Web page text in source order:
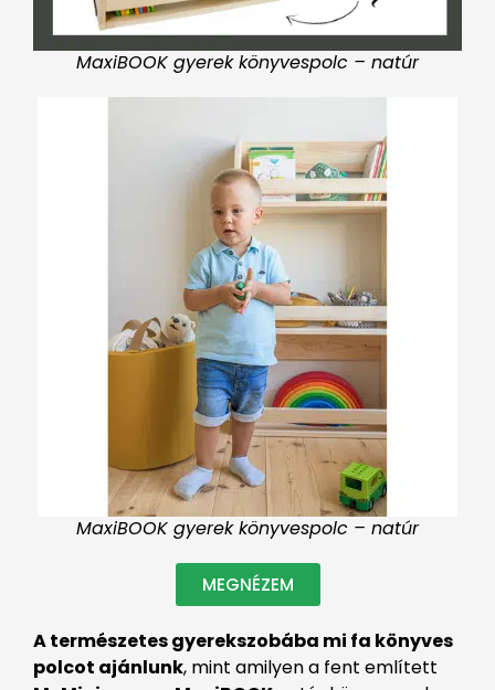
MaxiBOOK gyerek könyvespolc – natúr
MaxiBOOK gyerek könyvespolc – natúr
MEGNÉZEM
A természetes gyerekszobába mi fa könyves
polcot ajánlunk, mint amilyen a fent említett